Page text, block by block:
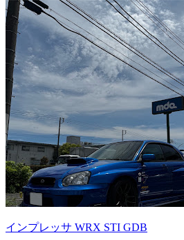
インプレッサ WRX STI GDB